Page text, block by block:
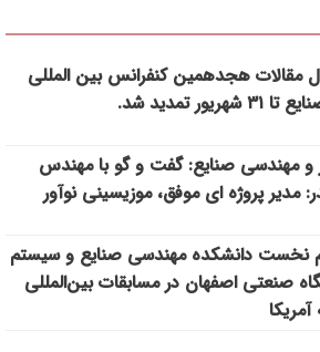
مقالات هجدهمین کنفرانس بین المللی
تمدید شد.
و مهندسی صنایع: گفت و گو با مهندس
مدیر پروژه ای موفق، موزیسینی نوآور
نخست دانشکده مهندسی صنایع و سیستم
صنعتی اصفهان در مسابقات بین‌المللی